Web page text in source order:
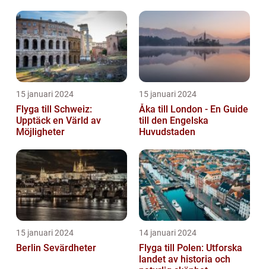
15 januari 2024
Flyga till Schweiz:
Upptäck en Värld av
Möjligheter
15 januari 2024
Åka till London - En Guide
till den Engelska
Huvudstaden
15 januari 2024
Berlin Sevärdheter
14 januari 2024
Flyga till Polen: Utforska
landet av historia och